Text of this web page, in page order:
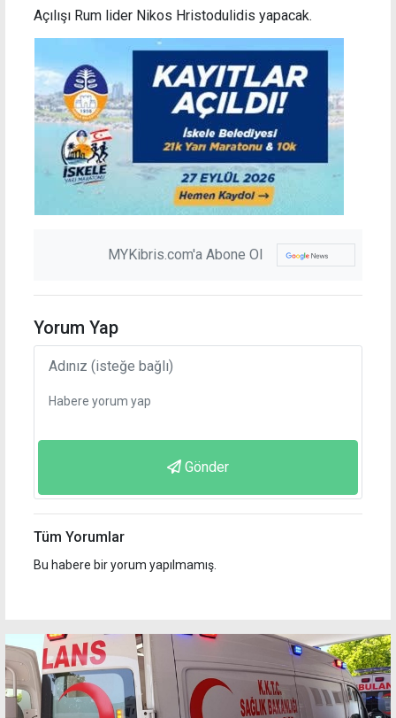
Açılışı Rum lider Nikos Hristodulidis yapacak.
MYKibris.com'a Abone Ol
Yorum Yap
Gönder
Tüm Yorumlar
Bu habere bir yorum yapılmamış.